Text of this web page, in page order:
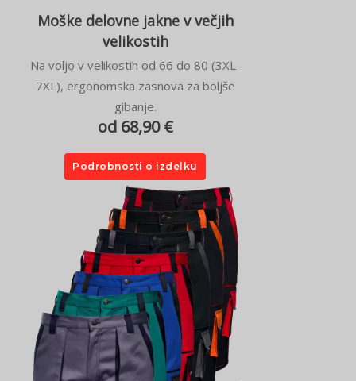
Moške delovne jakne v večjih
velikostih
Na voljo v velikostih od 66 do 80 (3XL-
7XL), ergonomska zasnova za boljše
gibanje.
od 68,90 €
Podrobnosti o izdelku